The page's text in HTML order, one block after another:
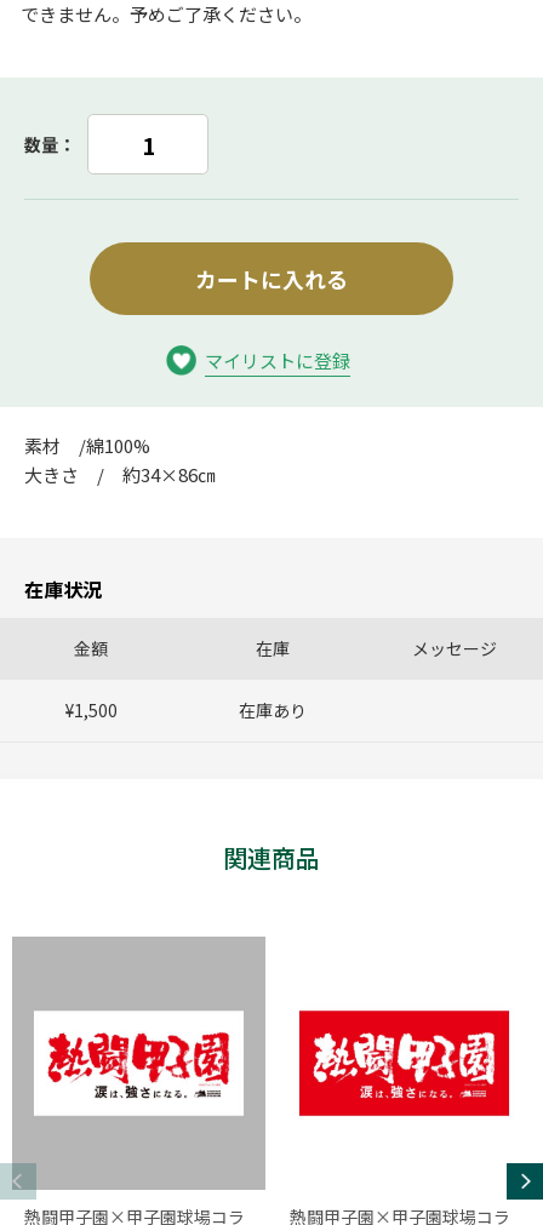
できません。予めご了承ください。
数量：
カートに入れる
マイリストに登録
素材 /綿100%
大きさ / 約34×86㎝
在庫状況
金額 在庫 メッセージ
¥1,500 在庫あり
関連商品
熱闘甲子園×甲子園球場コラ
熱闘甲子園×甲子園球場コラ